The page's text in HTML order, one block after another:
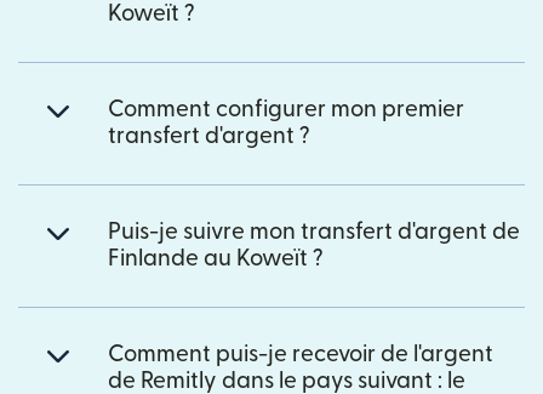
Koweït ?
Comment configurer mon premier
transfert d'argent ?
Puis-je suivre mon transfert d'argent de
Finlande au Koweït ?
Comment puis-je recevoir de l'argent
de Remitly dans le pays suivant : le